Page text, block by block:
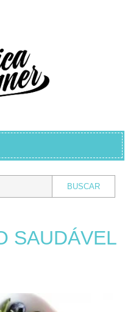
SAUDÁVEL